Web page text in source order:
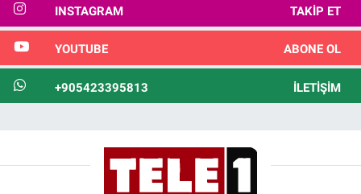
INSTAGRAM TAKIP ET
YOUTUBE ABONE OL
+905423395813 İLETIŞIM